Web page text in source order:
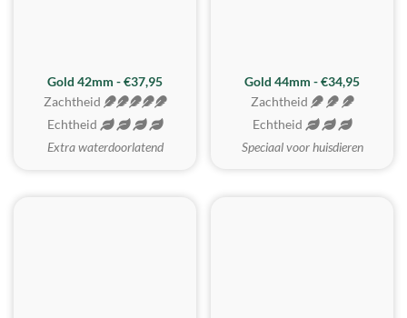
ZACHTSTE
Gold 42mm - €37,95
Zachtheid
Echtheid
Extra waterdoorlatend
Gold 44mm - €34,95
Zachtheid
Echtheid
Speciaal voor huisdieren